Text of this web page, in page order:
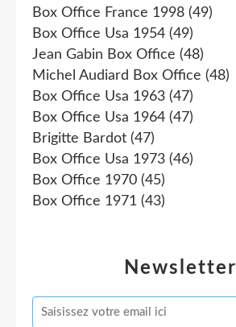
Newsletter
Box Office France 1998 (49)
Box Office Usa 1954 (49)
Jean Gabin Box Office (48)
Michel Audiard Box Office (48)
Box Office Usa 1963 (47)
Box Office Usa 1964 (47)
Brigitte Bardot (47)
Box Office Usa 1973 (46)
Box Office 1970 (45)
Box Office 1971 (43)